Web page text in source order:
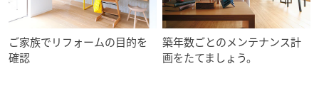
ご家族でリフォームの目的を
確認
築年数ごとのメンテナンス計
画をたてましょう。